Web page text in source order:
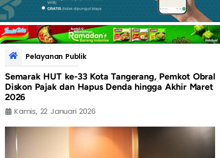
Pelayanan Publik
Semarak HUT ke-33 Kota Tangerang, Pemkot Obral
Diskon Pajak dan Hapus Denda hingga Akhir Maret
2026
Kamis, 22 Januari 2026